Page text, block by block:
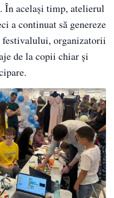
În același timp, atelierul
a continuat să genereze
festivalului, organizatorii
de la copii chiar și